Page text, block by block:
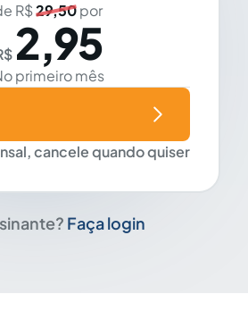
R$29,50por
2,95
primeiro mês
cancele quando quiser
Faça login